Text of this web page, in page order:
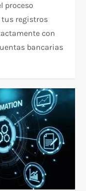
proceso
registros
con
bancarias